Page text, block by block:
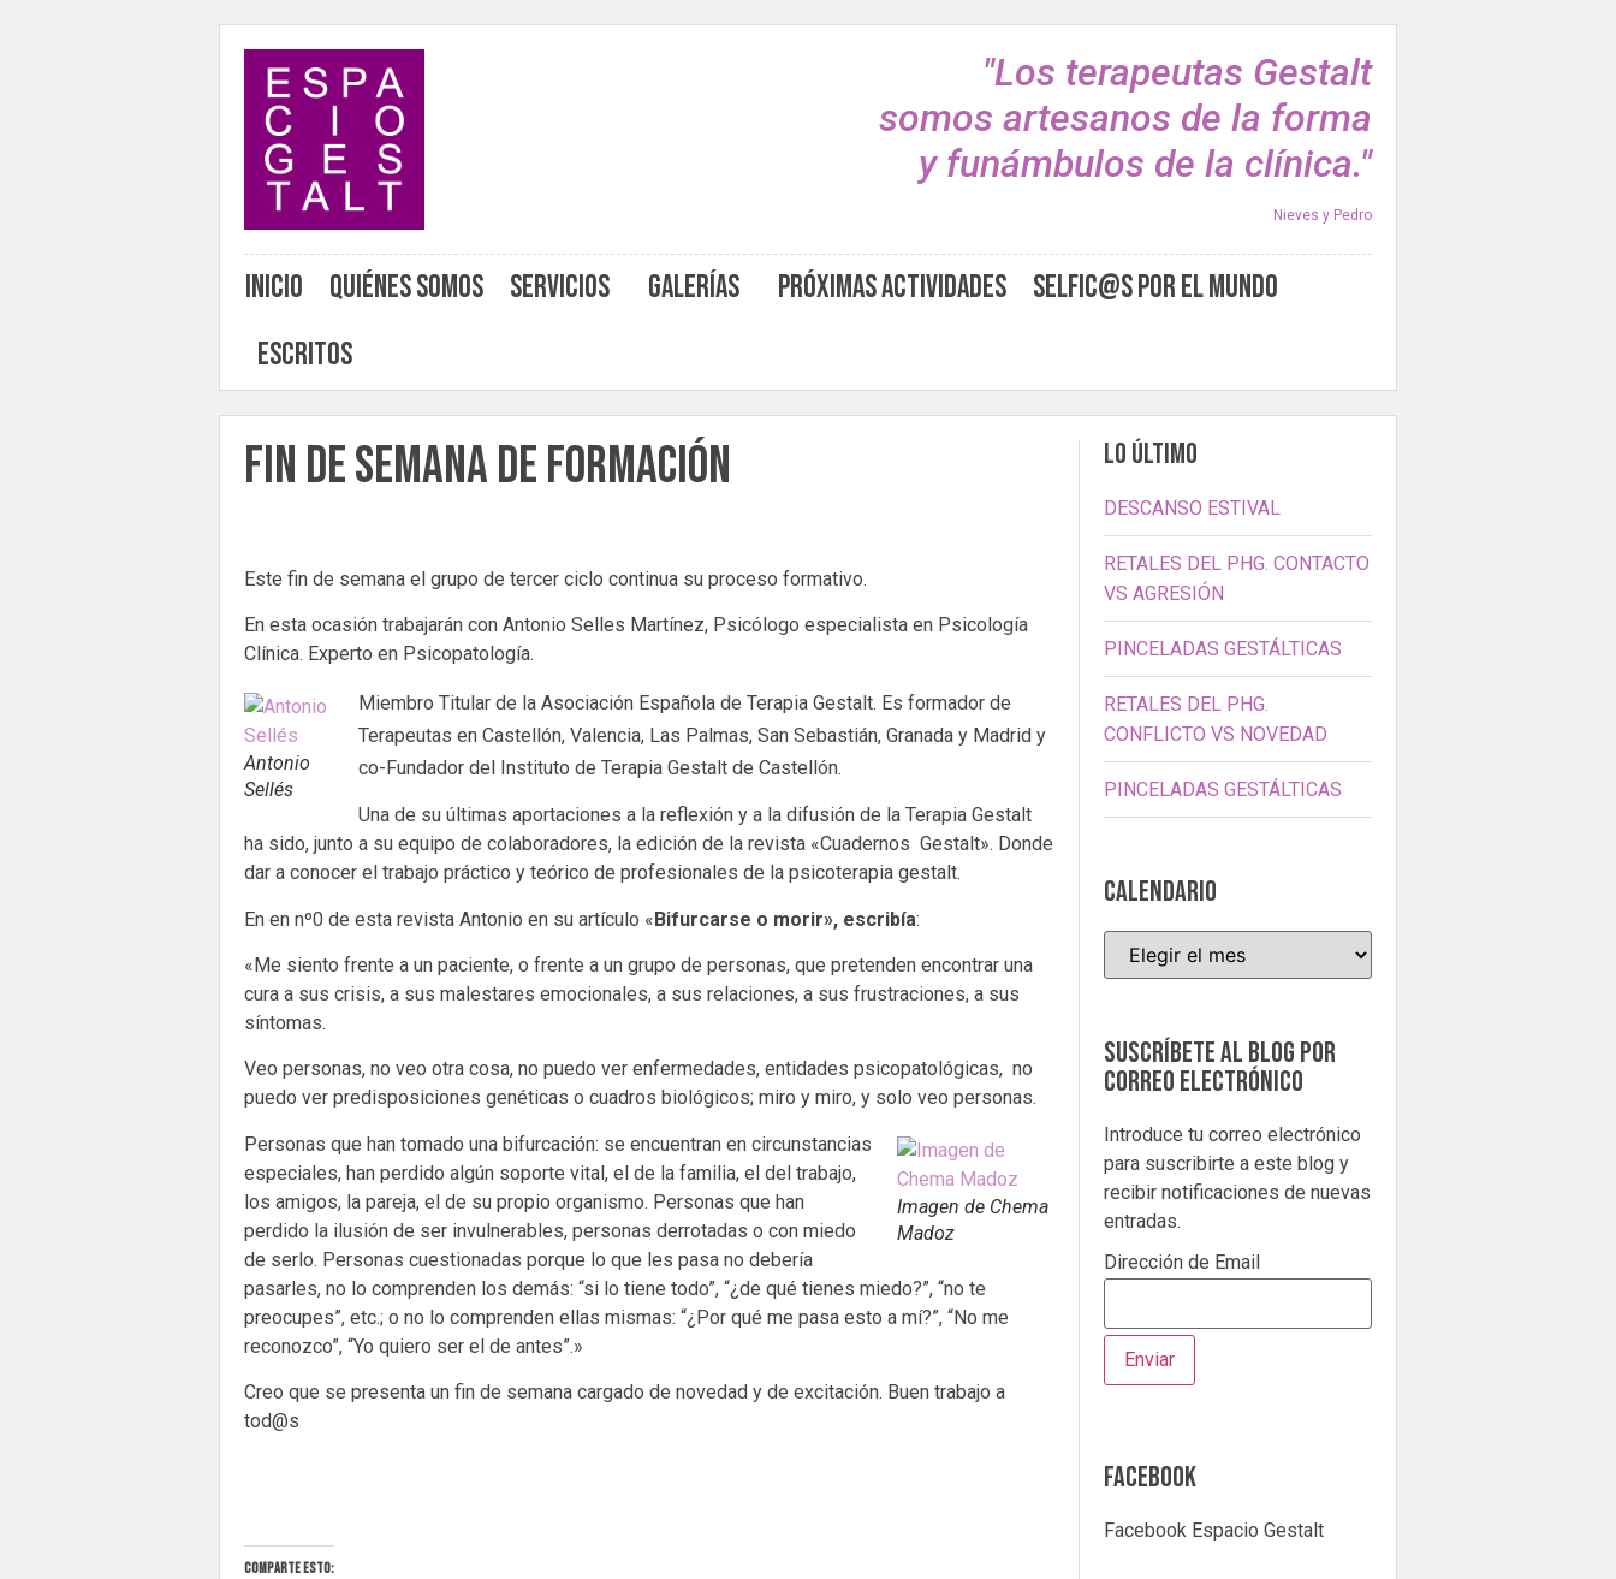
"Los terapeutas Gestalt
somos artesanos de la forma
y funámbulos de la clínica."
Nieves y Pedro
Inicio Quiénes somos Servicios Galerías Próximas Actividades
Selfic@s por el Mundo
Escritos
Fin de semana de formación
Este fin de semana el grupo de tercer ciclo continua su proceso formativo.
En esta ocasión trabajarán con Antonio Selles Martínez, Psicólogo especialista en Psicología
Clínica. Experto en Psicopatología.
Antonio
Sellés
Miembro Titular de la Asociación Española de Terapia Gestalt. Es formador de
Terapeutas en Castellón, Valencia, Las Palmas, San Sebastián, Granada y Madrid y
co-Fundador del Instituto de Terapia Gestalt de Castellón.
Una de su últimas aportaciones a la reflexión y a la difusión de la Terapia Gestalt
ha sido, junto a su equipo de colaboradores, la edición de la revista «Cuadernos Gestalt». Donde
dar a conocer el trabajo práctico y teórico de profesionales de la psicoterapia gestalt.
En en nº0 de esta revista Antonio en su artículo «Bifurcarse o morir», escribía:
«Me siento frente a un paciente, o frente a un grupo de personas, que pretenden encontrar una
cura a sus crisis, a sus malestares emocionales, a sus relaciones, a sus frustraciones, a sus
síntomas.
Veo personas, no veo otra cosa, no puedo ver enfermedades, entidades psicopatológicas, no
puedo ver predisposiciones genéticas o cuadros biológicos; miro y miro, y solo veo personas.
Imagen de Chema
Madoz
Personas que han tomado una bifurcación: se encuentran en circunstancias
especiales, han perdido algún soporte vital, el de la familia, el del trabajo,
los amigos, la pareja, el de su propio organismo. Personas que han
perdido la ilusión de ser invulnerables, personas derrotadas o con miedo
de serlo. Personas cuestionadas porque lo que les pasa no debería
pasarles, no lo comprenden los demás: “si lo tiene todo”, “¿de qué tienes miedo?”, “no te
preocupes”, etc.; o no lo comprenden ellas mismas: “¿Por qué me pasa esto a mí?”, “No me
reconozco”, “Yo quiero ser el de antes”.»
Creo que se presenta un fin de semana cargado de novedad y de excitación. Buen trabajo a
tod@s
Comparte esto:
LO ÚLTIMO
DESCANSO ESTIVAL
RETALES DEL PHG. CONTACTO
VS AGRESIÓN
PINCELADAS GESTÁLTICAS
RETALES DEL PHG.
CONFLICTO VS NOVEDAD
PINCELADAS GESTÁLTICAS
CALENDARIO
Suscríbete al blog por
correo electrónico
Introduce tu correo electrónico
para suscribirte a este blog y
recibir notificaciones de nuevas
entradas.
Dirección de Email
Facebook
Facebook Espacio Gestalt